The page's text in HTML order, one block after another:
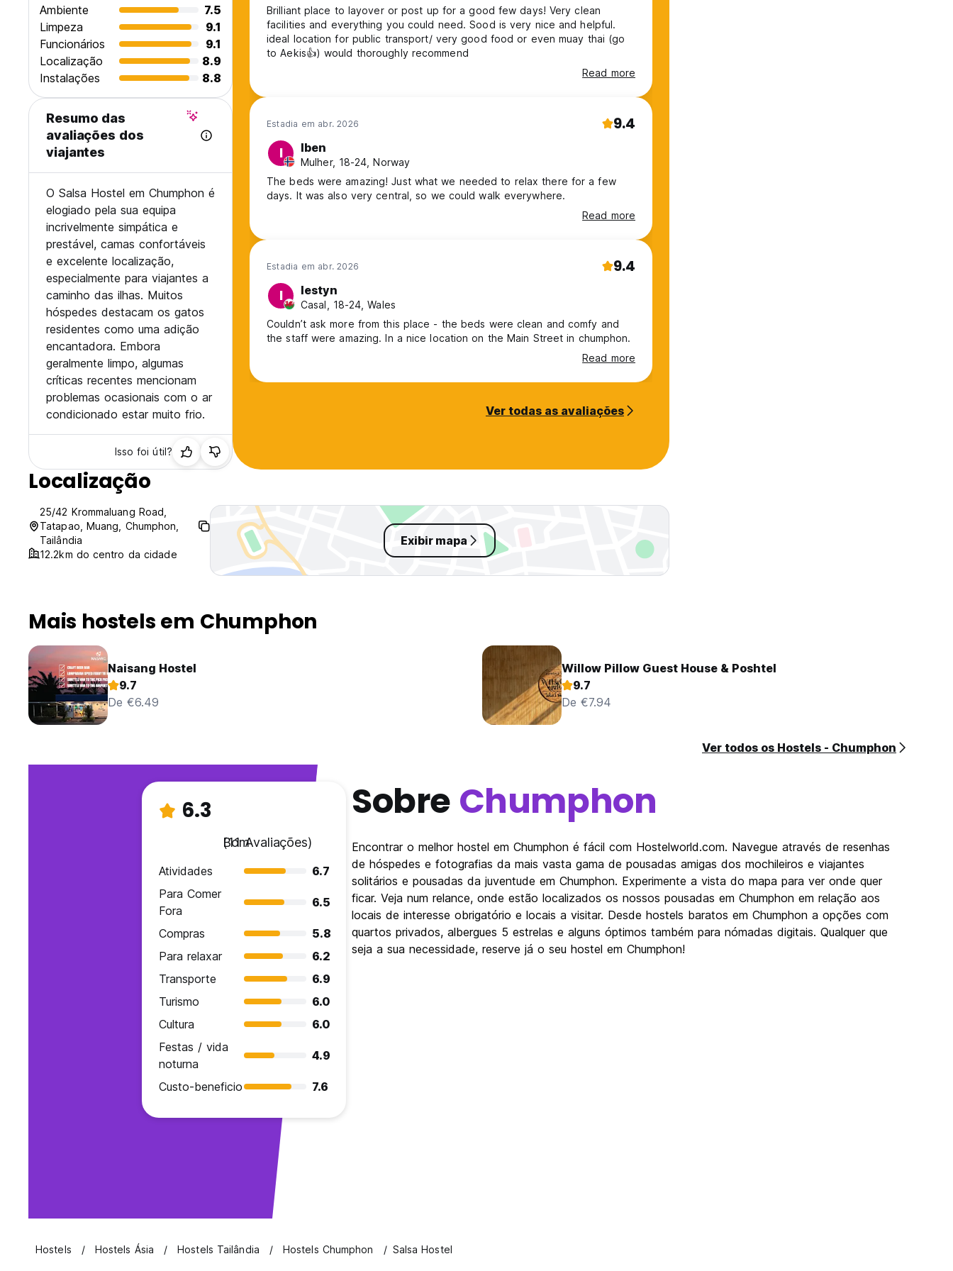
A balsa para Koh Tao por Lomprayah começa a partir de 750Bht
A balsa para Koh Pha Ngan por Lomprayah começa a partir de 1100Bht
A balsa para Koh Samui por Lomprayah começa a partir de 1200Bht
Transporte para o cais Lomprayah ..150 Bht /pessoa
Microônibus para o aeroporto de Chumphon 150Bht (Auto-translated from original language)
Ambiente
7.5
Limpeza
9.1
Funcionários
9.1
Localização
8.9
Instalações
8.8
Resumo das
avaliações dos
viajantes
O Salsa Hostel em Chumphon é
elogiado pela sua equipa
incrivelmente simpática e
prestável, camas confortáveis
e excelente localização,
especialmente para viajantes a
caminho das ilhas. Muitos
hóspedes destacam os gatos
residentes como uma adição
encantadora. Embora
geralmente limpo, algumas
críticas recentes mencionam
problemas ocasionais com o ar
condicionado estar muito frio.
Isso foi útil?
Brilliant place to layover or post up for a good few days! Very clean
facilities and everything you could need. Sood is very nice and helpful.
ideal location for public transport/ very good food or even muay thai (go
to Aekis👍) would thoroughly recommend
Read more
Estadia em abr. 2026 9.4
I Iben
Mulher, 18-24, Norway
The beds were amazing! Just what we needed to relax there for a few
days. It was also very central, so we could walk everywhere.
Read more
Estadia em abr. 2026 9.4
I Iestyn
Casal, 18-24, Wales
Couldn’t ask more from this place - the beds were clean and comfy and
the staff were amazing. In a nice location on the Main Street in chumphon.
Read more
Ver todas as avaliações
Localização
25/42 Krommaluang Road,
Tatapao, Muang, Chumphon,
Tailândia
12.2km do centro da cidade
Exibir mapa
Mais hostels em Chumphon
Naisang Hostel
9.7
De €6.49
Willow Pillow Guest House & Poshtel
9.7
De €7.94
Ver todos os Hostels - Chumphon
6.3
Bom
(11 Avaliações)
Atividades
6.7
Para Comer
Fora
6.5
Compras
5.8
Para relaxar
6.2
Transporte
6.9
Turismo
6.0
Cultura
6.0
Festas / vida
noturna
4.9
Custo-beneficio 7.6
Sobre Chumphon
Encontrar o melhor hostel em Chumphon é fácil com Hostelworld.com. Navegue através de resenhas
de hóspedes e fotografias da mais vasta gama de pousadas amigas dos mochileiros e viajantes
solitários e pousadas da juventude em Chumphon. Experimente a vista do mapa para ver onde quer
ficar. Veja num relance, onde estão localizados os nossos pousadas em Chumphon em relação aos
locais de interesse obrigatório e locais a visitar. Desde hostels baratos em Chumphon a opções com
quartos privados, albergues 5 estrelas e alguns óptimos também para nómadas digitais. Qualquer que
seja a sua necessidade, reserve já o seu hostel em Chumphon!
Hostels Hostels Ásia Hostels Tailândia Hostels Chumphon Salsa Hostel